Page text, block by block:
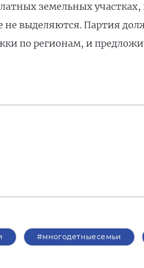
земельных участках,
не выделяются. Партия
по регионам, и
#многодетныесемьи